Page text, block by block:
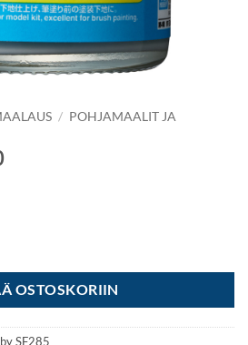
/ POHJAMAALIT JA
OSTOSKORIIN
SF285